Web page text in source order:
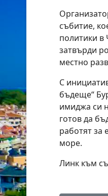
събитие,
политики
затвърди
местно
С
бъдеще“
имиджа си
готов да
работят
море.
Линк към